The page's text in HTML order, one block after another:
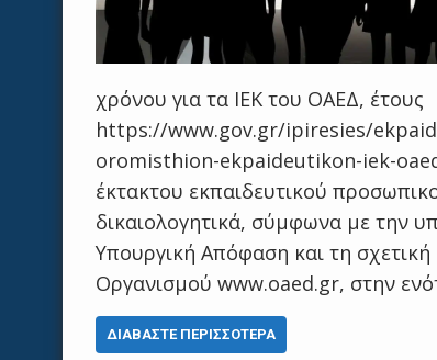
χρόνου για τα ΙΕΚ του ΟΑΕΔ, έτους
https://www.gov.gr/ipiresies/
oromisthion-ekpaideutikon-iek-oaed
έκτακτου εκπαιδευτικού
δικαιολογητικά, σύμφωνα με την
Υπουργική Απόφαση και τη
Οργανισμού www.oaed.gr, στην
ΔΙΑΒΆΣΤΕ ΠΕΡΙΣΣΌΤΕΡΑ